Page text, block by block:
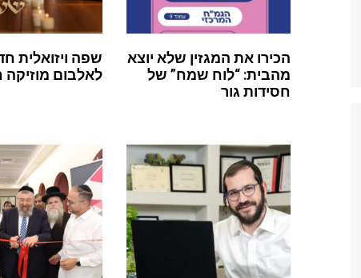
הכירו את המגזין שלא יוצא
מהבית: “לוח שמח” של
חסידות גור
שפה ויזואלית
לאלבום מוזיקה